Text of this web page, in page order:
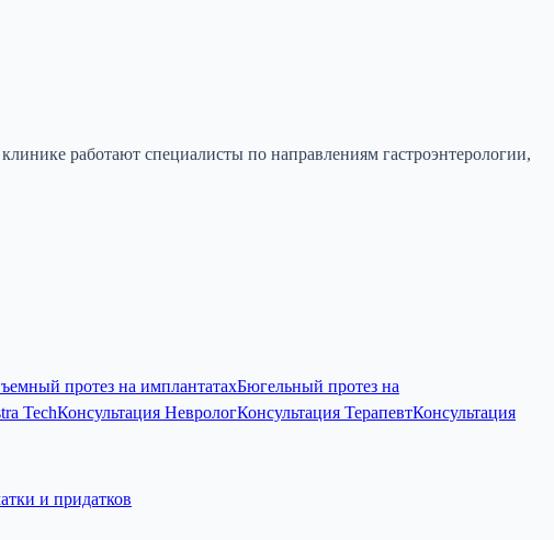
работают специалисты по направлениям гастроэнтерологии,
протез на имплантатахБюгельный протез на
TechКонсультация НеврологКонсультация ТерапевтКонсультация
и придатков